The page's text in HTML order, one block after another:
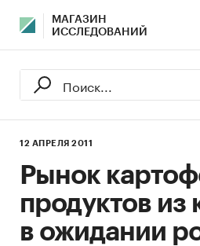
МАГАЗИН
ИССЛЕДОВАНИЙ
12 АПРЕЛЯ 2011
Рынок
продуктов из
в ожидании